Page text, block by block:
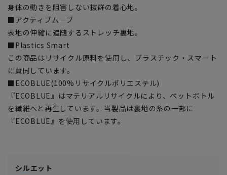
身体の動きを阻害しない抜群の着心地。
■アクティブムーブ
表地の伸縮に追随するストレッチ裏地。
■Plastics Smart
この商品はリサイクル原料を使用し、プラスチック・スマート
に賛同しています。
■ECOBLUE(100%リサイクルポリエステル)
『ECOBLUE』はマテリアルリサイクルにより、ペットボトル
を繊維へと再生しています。当製品は裏地の糸の一部に
『ECOBLUE』を使用しています。
シルエット